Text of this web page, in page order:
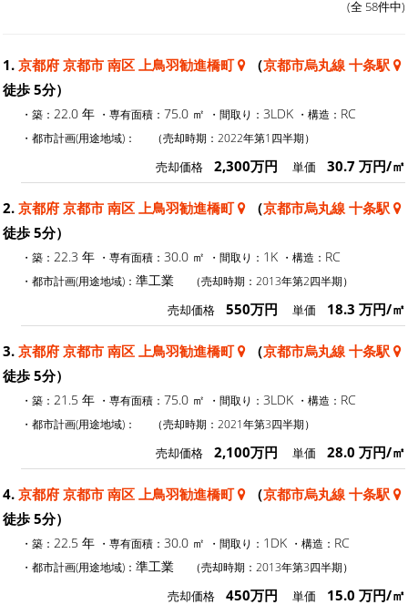
(全 58件中)
1. 京都府 京都市 南区 上鳥羽勧進橋町 （京都市烏丸線 十条駅
徒歩 5分）
・築： 22.0 年 ・専有面積： 75.0 ㎡ ・間取り： 3LDK ・構造： RC
・都市計画(用途地域)： （売却時期：2022年第1四半期）
売却価格 2,300万円 単価 30.7 万円/㎡
2. 京都府 京都市 南区 上鳥羽勧進橋町 （京都市烏丸線 十条駅
徒歩 5分）
・築： 22.3 年 ・専有面積： 30.0 ㎡ ・間取り： 1K ・構造： RC
・都市計画(用途地域)： 準工業 （売却時期：2013年第2四半期）
売却価格 550万円 単価 18.3 万円/㎡
3. 京都府 京都市 南区 上鳥羽勧進橋町 （京都市烏丸線 十条駅
徒歩 5分）
・築： 21.5 年 ・専有面積： 75.0 ㎡ ・間取り： 3LDK ・構造： RC
・都市計画(用途地域)： （売却時期：2021年第3四半期）
売却価格 2,100万円 単価 28.0 万円/㎡
4. 京都府 京都市 南区 上鳥羽勧進橋町 （京都市烏丸線 十条駅
徒歩 5分）
・築： 22.5 年 ・専有面積： 30.0 ㎡ ・間取り： 1DK ・構造： RC
・都市計画(用途地域)： 準工業 （売却時期：2013年第3四半期）
売却価格 450万円 単価 15.0 万円/㎡